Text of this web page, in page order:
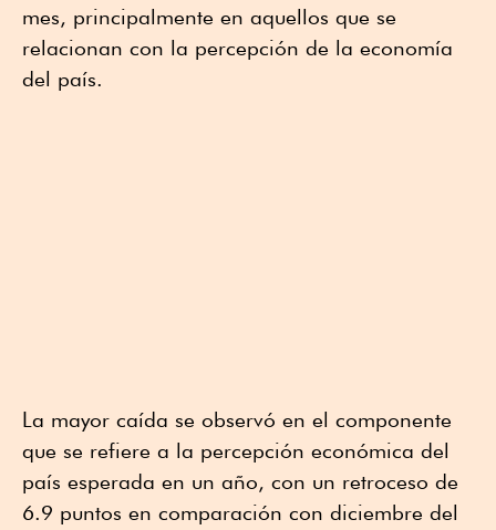
mes, principalmente en aquellos que se
relacionan con la percepción de la economía
del país.
La mayor caída se observó en el componente
que se refiere a la percepción económica del
país esperada en un año, con un retroceso de
6.9 puntos en comparación con diciembre del